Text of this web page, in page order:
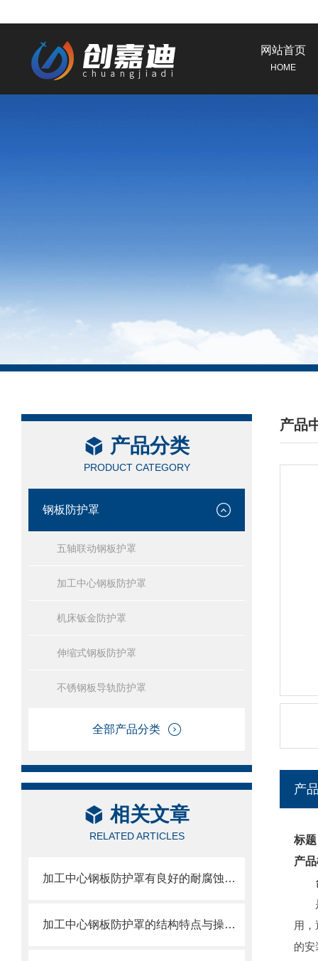
网站首页
HOME
产品分类
PRODUCT CATEGORY
钢板防护罩
五轴联动钢板护罩
加工中心钢板防护罩
机床钣金防护罩
伸缩式钢板防护罩
不锈钢板导轨防护罩
全部产品分类
相关文章
RELATED ARTICLES
加工中心钢板防护罩有良好的耐腐蚀性，能在各种环境下长时间使用
加工中心钢板防护罩的结构特点与操作维护方式
产品
/
产
标
产
用
的